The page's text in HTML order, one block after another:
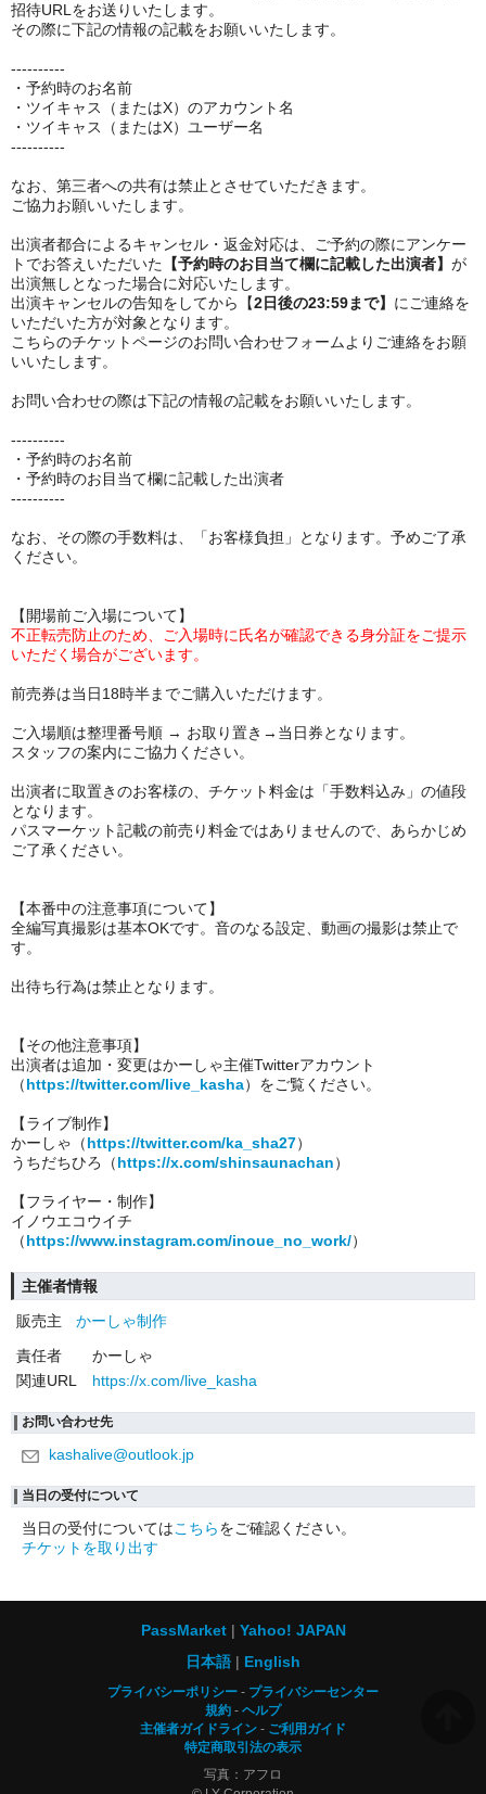
招待URLをお送りいたします。
その際に下記の情報の記載をお願いいたします。
----------
・予約時のお名前
・ツイキャス（またはX）のアカウント名
・ツイキャス（またはX）ユーザー名
----------
なお、第三者への共有は禁止とさせていただきます。
ご協力お願いいたします。
出演者都合によるキャンセル・返金対応は、ご予約の際にアンケー
トでお答えいただいた 【予約時のお目当て欄に記載した出演者】 が
出演無しとなった場合に対応いたします。
出演キャンセルの告知をしてから【2日後の23:59まで】 にご連絡を
いただいた方が対象となります。
こちらのチケットページのお問い合わせフォームよりご連絡をお願
いいたします。
お問い合わせの際は下記の情報の記載をお願いいたします。
----------
・予約時のお名前
・予約時のお目当て欄に記載した出演者
----------
なお、その際の手数料は、「お客様負担」となります。予めご了承
ください。
【開場前ご入場について】
不正転売防止のため、ご入場時に氏名が確認できる身分証をご提示
いただく場合がございます。
前売券は当日18時半までご購入いただけます。
ご入場順は整理番号順 → お取り置き→当日券となります。
スタッフの案内にご協力ください。
出演者に取置きのお客様の、チケット料金は「手数料込み」の値段
となります。
パスマーケット記載の前売り料金ではありませんので、あらかじめ
ご了承ください。
【本番中の注意事項について】
全編写真撮影は基本OKです。音のなる設定、動画の撮影は禁止で
す。
出待ち行為は禁止となります。
【その他注意事項】
出演者は追加・変更はかーしゃ主催Twitterアカウント
（https://twitter.com/live_kasha） をご覧ください。
【ライブ制作】
かーしゃ （https://twitter.com/ka_sha27）
うちだちひろ
（https://x.com/shinsaunachan）
【フライヤー・制作】
イノウエコウイチ
（https://www.instagram.com/inoue_no_work/）
主催者情報
販売主
かーしゃ制作
責任者
かーしゃ
関連URL
https://x.com/live_kasha
お問い合わせ先
kashalive@outlook.jp
当日の受付について
当日の受付についてはこちらをご確認ください。
チケットを取り出す
PassMarket
Yahoo! JAPAN
日本語
English
プライバシーポリシー
プライバシーセンター
規約
ヘルプ
主催者ガイドライン
ご利用ガイド
特定商取引法の表示
写真：アフロ